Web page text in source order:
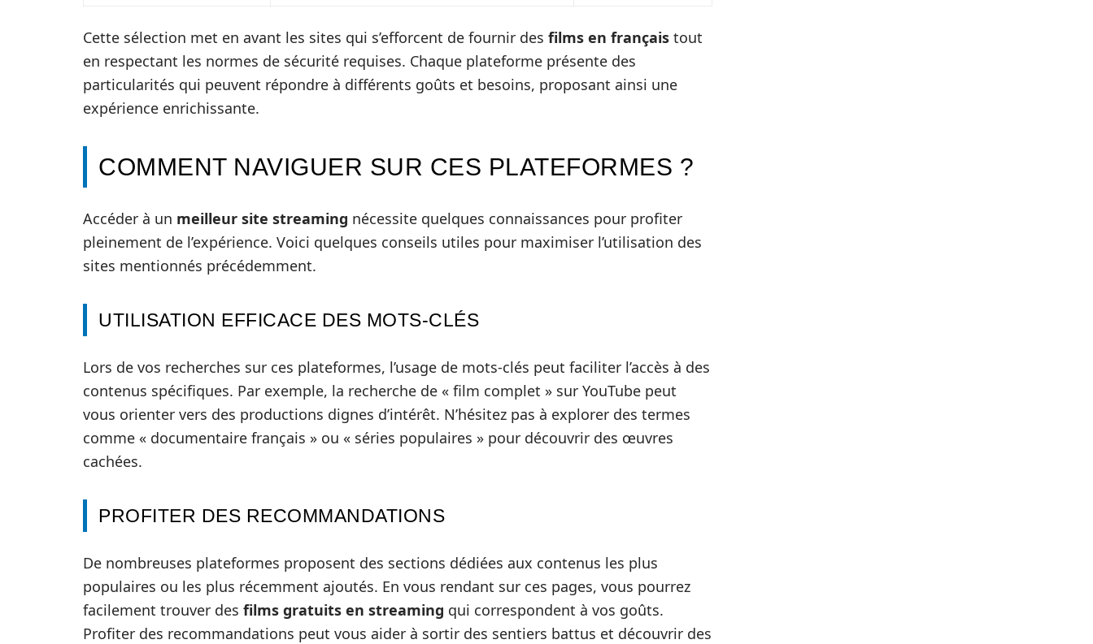
Cette sélection met en avant les sites qui s’efforcent de fournir des films en français tout
en respectant les normes de sécurité requises. Chaque plateforme présente des
particularités qui peuvent répondre à différents goûts et besoins, proposant ainsi une
expérience enrichissante.
COMMENT NAVIGUER SUR CES PLATEFORMES ?
Accéder à un meilleur site streaming nécessite quelques connaissances pour profiter
pleinement de l’expérience. Voici quelques conseils utiles pour maximiser l’utilisation des
sites mentionnés précédemment.
UTILISATION EFFICACE DES MOTS-CLÉS
Lors de vos recherches sur ces plateformes, l’usage de mots-clés peut faciliter l’accès à des
contenus spécifiques. Par exemple, la recherche de « film complet » sur YouTube peut
vous orienter vers des productions dignes d’intérêt. N’hésitez pas à explorer des termes
comme « documentaire français » ou « séries populaires » pour découvrir des œuvres
cachées.
PROFITER DES RECOMMANDATIONS
De nombreuses plateformes proposent des sections dédiées aux contenus les plus
populaires ou les plus récemment ajoutés. En vous rendant sur ces pages, vous pourrez
facilement trouver des films gratuits en streaming qui correspondent à vos goûts.
Profiter des recommandations peut vous aider à sortir des sentiers battus et découvrir des